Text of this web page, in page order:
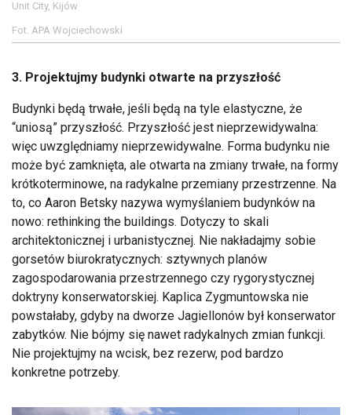
Unit City, Kijów
Fot. APA Wojciechowski
3. Projektujmy budynki otwarte na przyszłość
Budynki będą trwałe, jeśli będą na tyle elastyczne, że
“uniosą” przyszłość. Przyszłość jest nieprzewidywalna:
więc uwzględniamy nieprzewidywalne. Forma budynku nie
może być zamknięta, ale otwarta na zmiany trwałe, na formy
krótkoterminowe, na radykalne przemiany przestrzenne. Na
to, co Aaron Betsky nazywa wymyślaniem budynków na
nowo: rethinking the buildings. Dotyczy to skali
architektonicznej i urbanistycznej. Nie nakładajmy sobie
gorsetów biurokratycznych: sztywnych planów
zagospodarowania przestrzennego czy rygorystycznej
doktryny konserwatorskiej. Kaplica Zygmuntowska nie
powstałaby, gdyby na dworze Jagiellonów był konserwator
zabytków. Nie bójmy się nawet radykalnych zmian funkcji.
Nie projektujmy na wcisk, bez rezerw, pod bardzo
konkretne potrzeby.